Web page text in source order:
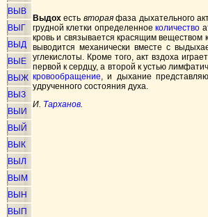
ВЫВ
ВЫГ
ВЫД
ВЫЕ
ВЫЖ
ВЫЗ
ВЫИ
ВЫЙ
ВЫК
ВЫЛ
ВЫМ
ВЫН
ВЫП
Выдох есть втораяфаза дыхательного
грудной клетки определенноеколичество
кровь и связывается красящим
выводится механически вместе с
углекислоты. Кроме того, акт вздоха
первой к сердцу, а второй к устью
кровообращение, и дыхание
удрученного состояния духа.
И. Тарханов.